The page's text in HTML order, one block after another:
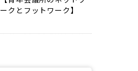
ークとフットワーク】